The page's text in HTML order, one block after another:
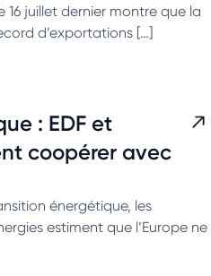
16 juillet dernier montre que la
d’exportations […]
: EDF et
coopérer avec
énergétique, les
estiment que l’Europe ne